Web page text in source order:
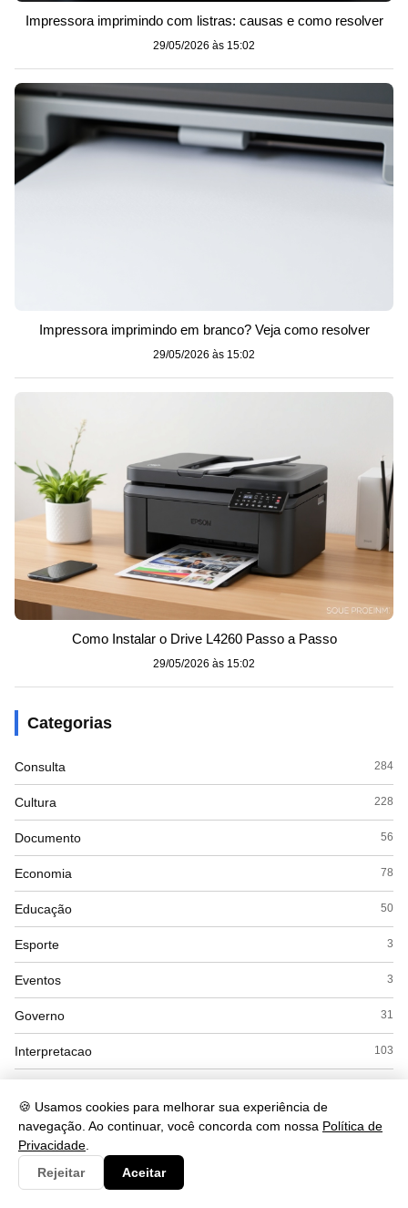
🍪 Usamos cookies para melhorar sua experiência de
navegação. Ao continuar, você concorda com nossa Política de
Privacidade
Rejeitar
Aceitar
Impressora imprimindo com listras: causas e como resolver
29/05/2026 às 15:02
Impressora imprimindo em branco? Veja como resolver
29/05/2026 às 15:02
Como Instalar o Drive L4260 Passo a Passo
29/05/2026 às 15:02
Categorias
Consulta 284
Cultura 228
Documento 56
Economia 78
Educação 50
Esporte 3
Eventos 3
Governo 31
Interpretacao 103
Tecnologia 1104